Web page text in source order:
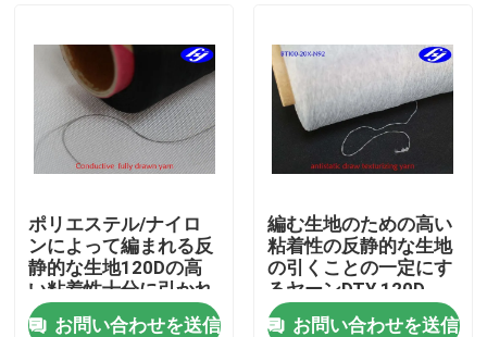
ホーム
ポリエステル/ナイロ
ンによって編まれる反
静的な生地120Dの高
い粘着性十分に引かれ
たヤーン
お問い合わせを送信
編む生地のための高い
粘着性の反静的な生地
の引くことの一定にす
るヤーンDTY 120D
お問い合わせを送信